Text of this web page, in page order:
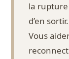
la rupture
d’en
Vous